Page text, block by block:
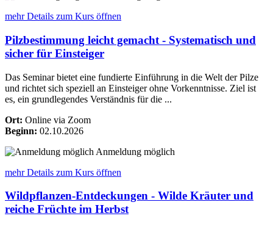
mehr Details zum Kurs öffnen
Pilzbestimmung leicht gemacht - Systematisch und
sicher für Einsteiger
Das Seminar bietet eine fundierte Einführung in die Welt der Pilze
und richtet sich speziell an Einsteiger ohne Vorkenntnisse. Ziel ist
es, ein grundlegendes Verständnis für die ...
Ort: Online via Zoom
Beginn: 02.10.2026
Anmeldung möglich
mehr Details zum Kurs öffnen
Wildpflanzen-Entdeckungen - Wilde Kräuter und
reiche Früchte im Herbst